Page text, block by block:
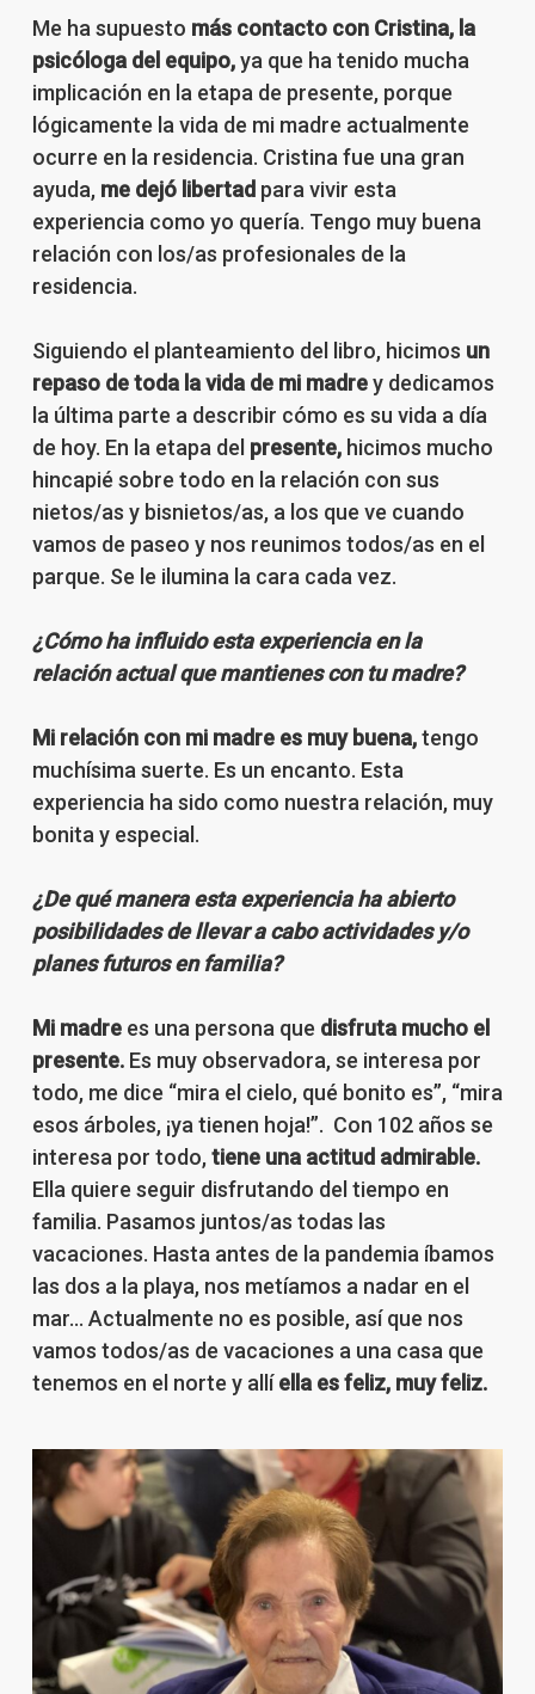
Me ha supuesto más contacto con Cristina, la
psicóloga del equipo,ya que ha tenido mucha
implicación en la etapa de presente, porque
lógicamente la vida de mi madre actualmente
ocurre en la residencia. Cristina fue una gran
ayuda,me dejó libertad para vivir esta
experiencia como yo quería. Tengo muy buena
relación con los/as profesionales de la
residencia.
Siguiendo el planteamiento del libro, hicimos un
repaso de toda la vida de mi madrey dedicamos
la última parte a describir cómo es su vida a día
de hoy. En la etapa del presente, hicimos mucho
hincapié sobre todo en la relación con sus
nietos/as y bisnietos/as, a los que ve cuando
vamos de paseo y nos reunimos todos/as en el
parque. Se le ilumina la cara cada vez.
¿Cómo ha influido esta experiencia en la
relación actual que mantienes con tu madre?
Mi relación con mi madre es muy buena,tengo
muchísima suerte. Es un encanto. Esta
experiencia ha sido como nuestra relación, muy
bonita y especial.
¿De qué manera esta experiencia ha abierto
posibilidades de llevar a cabo actividades y/o
planes futuros en familia?
Mi madrees una persona que disfruta mucho el
presente.Es muy observadora, se interesa por
todo, me dice “mira el cielo, qué bonito es”, “mira
esos árboles, ¡ya tienen hoja!”. Con 102 años se
interesa por todo,tiene una actitud admirable.
Ella quiere seguir disfrutando del tiempo en
familia. Pasamos juntos/as todas las
vacaciones. Hasta antes de la pandemia íbamos
las dos a la playa, nos metíamos a nadar en el
mar… Actualmente no es posible, así que nos
vamos todos/as de vacaciones a una casa que
tenemos en el norte y allíella es feliz, muy feliz.